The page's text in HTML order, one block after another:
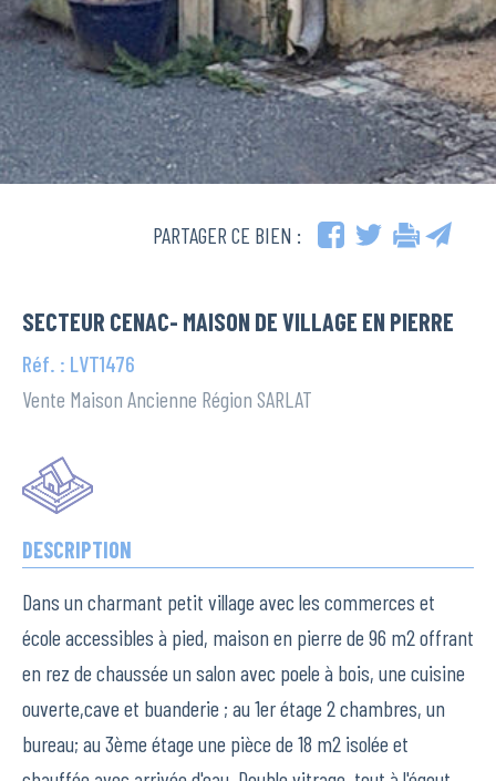
PARTAGER CE BIEN :
SECTEUR CENAC- MAISON DE VILLAGE EN PIERRE
Réf. : LVT1476
Vente Maison Ancienne Région SARLAT
DESCRIPTION
Dans un charmant petit village avec les commerces et
école accessibles à pied, maison en pierre de 96 m2 offrant
en rez de chaussée un salon avec poele à bois, une cuisine
ouverte,cave et buanderie ; au 1er étage 2 chambres, un
bureau; au 3ème étage une pièce de 18 m2 isolée et